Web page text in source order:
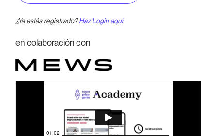
¿Ya estás registrado?Haz Login aquí
en colaboración con